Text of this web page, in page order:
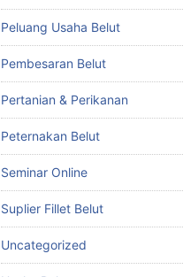
Peluang Usaha Belut
Pembesaran Belut
Pertanian & Perikanan
Peternakan Belut
Seminar Online
Suplier Fillet Belut
Uncategorized